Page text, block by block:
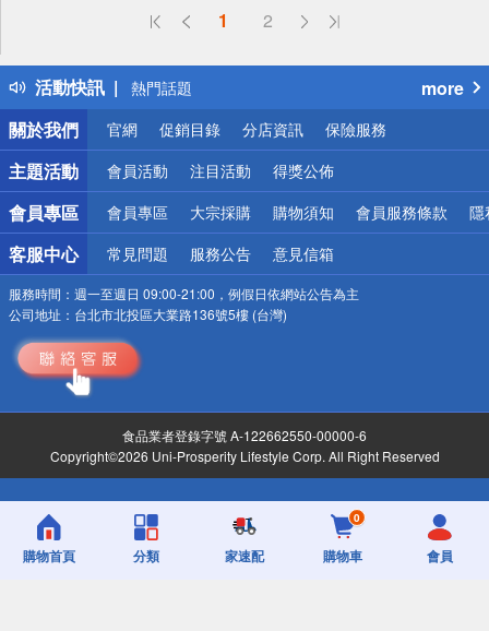
1 2
活動快訊
偏遠地區配送
得獎公告
熱門話題
銀行優惠
偏遠地區配送
詐騙網頁！請小心！
more
關於我們
官網 促銷目錄 分店資訊 保險服務
主題活動 會員活動 注目活動 得獎公佈
會員專區 會員專區 大宗採購 購物須知 會員服務條款 隱
客服中心 常見問題 服務公告 意見信箱
服務時間： 週一至週日 09:00-21:00，例假日依網站公告為主
公司地址： 台北市北投區大業路136號5樓 (台灣)
食品業者登錄字號 A-122662550-00000-6
Copyright©2026 Uni-Prosperity Lifestyle Corp. All Right Reserved
購物首頁 分類 家速配
0
購物車 會員